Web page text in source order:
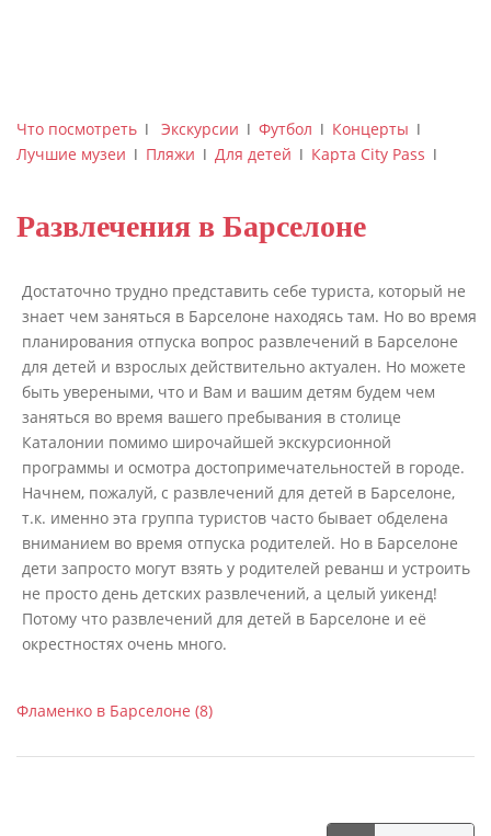
Что посмотреть ǀ Экскурсии ǀ Футбол ǀ Концерты ǀ
Лучшие музеи ǀ Пляжи ǀ Для детей ǀ Карта City Pass ǀ
Развлечения в Барселоне
Достаточно трудно представить себе туриста, который не
знает чем заняться в Барселоне находясь там. Но во время
планирования отпуска вопрос развлечений в Барселоне
для детей и взрослых действительно актуален. Но можете
быть увереными, что и Вам и вашим детям будем чем
заняться во время вашего пребывания в столице
Каталонии помимо широчайшей экскурсионной
программы и осмотра достопримечательностей в городе.
Начнем, пожалуй, с развлечений для детей в Барселоне,
т.к. именно эта группа туристов часто бывает обделена
вниманием во время отпуска родителей. Но в Барселоне
дети запросто могут взять у родителей реванш и устроить
не просто день детских развлечений, а целый уикенд!
Потому что развлечений для детей в Барселоне и её
окрестностях очень много.
Фламенко в Барселоне (8)